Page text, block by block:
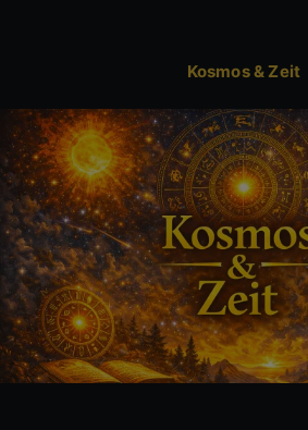
Kosmos & Zeit